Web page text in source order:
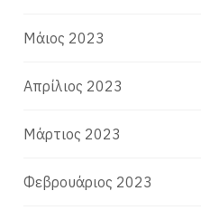
Μάιος 2023
Απρίλιος 2023
Μάρτιος 2023
Φεβρουάριος 2023